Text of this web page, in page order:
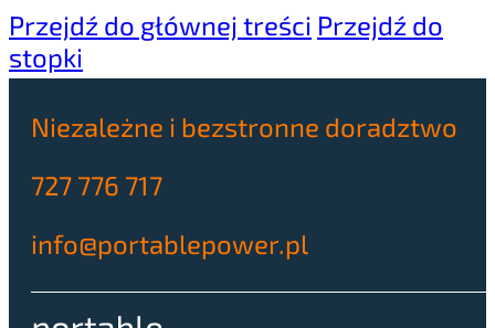
Przejdź do głównej treści Przejdź do
stopki
Niezależne i bezstronne doradztwo
727 776 717
info@portablepower.pl